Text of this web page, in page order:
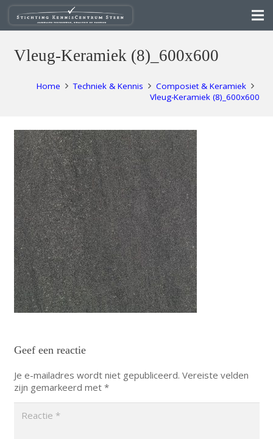
Vleug-Keramiek (8)_600x600
Home Techniek & Kennis
Composiet & Keramiek
Vleug-Keramiek (8)_600x600
Geef een reactie
Je e-mailadres wordt niet gepubliceerd. Vereiste velden
zijn gemarkeerd met *